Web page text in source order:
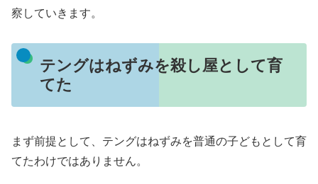
察していきます。
テングはねずみを殺し屋として育
てた
まず前提として、テングはねずみを普通の子どもとして育
てたわけではありません。